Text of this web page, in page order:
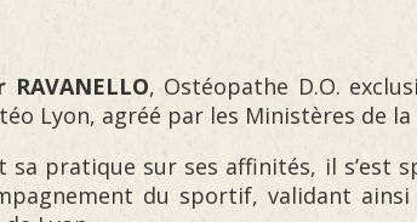
, Ostéopathe D.O.
Lyon, agréé par les Ministères de
sa pratique sur ses affinités, il s’est
du sportif, validant